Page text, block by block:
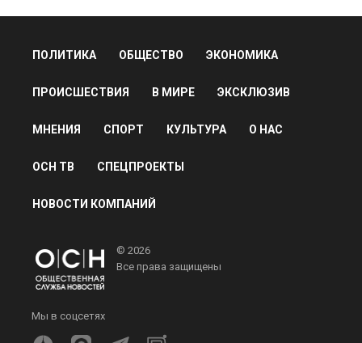
ПОЛИТИКА ОБЩЕСТВО ЭКОНОМИКА
ПРОИСШЕСТВИЯ В МИРЕ ЭКСКЛЮЗИВ
МНЕНИЯ СПОРТ КУЛЬТУРА О НАС
ОСН ТВ СПЕЦПРОЕКТЫ
НОВОСТИ КОМПАНИЙ
© 2026
Все права защищены
Мы в соцсетях